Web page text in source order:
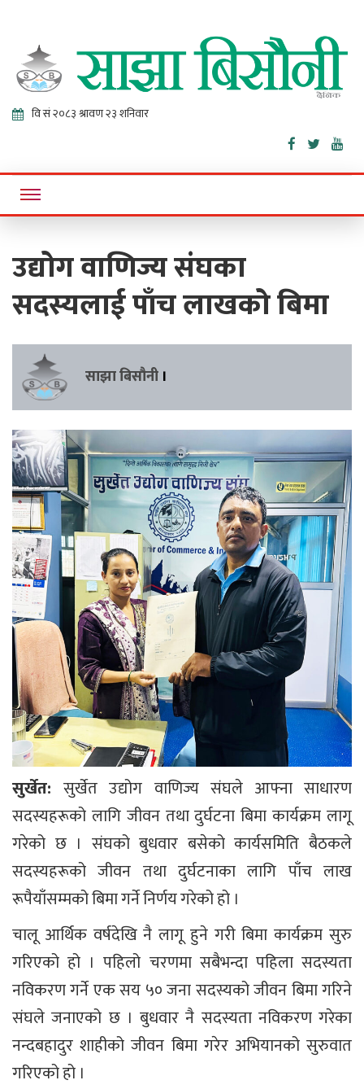
Sajha
Bisaunee
Online News Portal
उद्योग वाणिज्य संघका
सदस्यलाई पाँच लाखको बिमा
साझा बिसौनी ।
सुर्खेत:सुर्खेत उद्योग वाणिज्य संघले आफ्ना साधारण
सदस्यहरूको लागि जीवन तथा दुर्घटना बिमा कार्यक्रम लागू
गरेको छ । संघको बुधवार बसेको कार्यसमिति बैठकले
सदस्यहरूको जीवन तथा दुर्घटनाका लागि पाँच लाख
रूपैयाँसम्मको बिमा गर्ने निर्णय गरेको हो ।
चालू आर्थिक वर्षदेखि नै लागू हुने गरी बिमा कार्यक्रम सुरु
गरिएको हो । पहिलो चरणमा सबैभन्दा पहिला सदस्यता
नविकरण गर्ने एक सय ५० जना सदस्यको जीवन बिमा गरिने
संघले जनाएको छ । बुधवार नै सदस्यता नविकरण गरेका
नन्दबहादुर शाहीको जीवन बिमा गरेर अभियानको सुरुवात
गरिएको हो ।